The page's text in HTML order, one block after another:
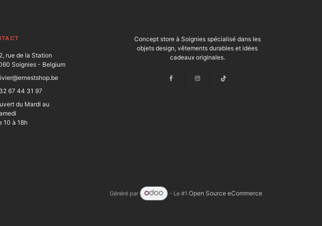
rue de la Station
Soignies - Belgium
67 44 31 97
du Mardi au
10 à 18h
Concept store à Soignies spécialisé dans les
objets design, vêtements durables et idées
cadeaux originales.
Généré par - Le #1 Open Source eCommerce